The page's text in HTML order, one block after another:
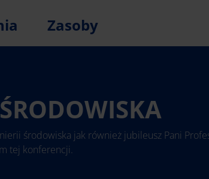
Zasoby
środowiska jak również jubileusz Pani
tej konferencji.